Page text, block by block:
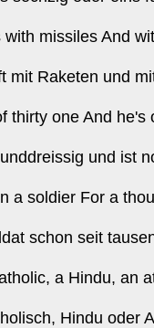
with missiles And
mit Raketen und
thirty one And he's
und ist
a soldier For a
schon seit
a Hindu, an
Hindu oder